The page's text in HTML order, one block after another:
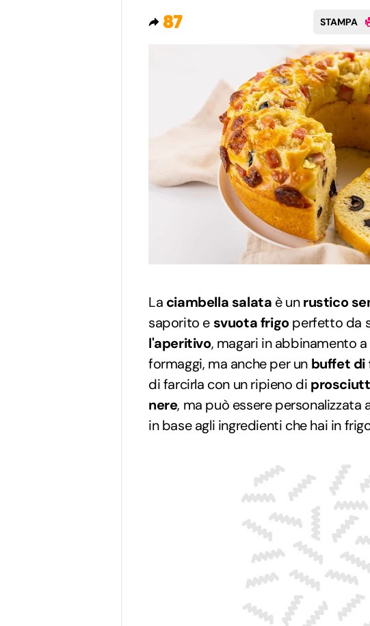
87 STAMPA
La ciambella salata è unrustico
saporito e svuota frigoperfetto da
l'aperitivo, magari in abbinamento
formaggi, ma anche per un buffet di
di farcirla con un ripieno di
nere, ma può essere
in base agli ingredienti che hai in